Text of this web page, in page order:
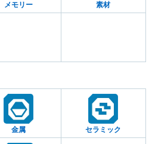
メモリー 素材
金属 セラミック